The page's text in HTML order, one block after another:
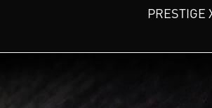
PRESTIGE